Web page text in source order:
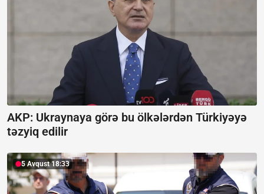
AKP: Ukraynaya görə bu ölkələrdən Türkiyəyə
təzyiq edilir
5 Avqust 18:33